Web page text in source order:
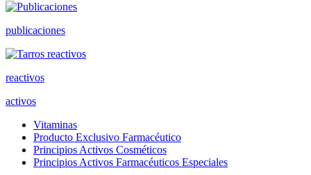
publicaciones
reactivos
activos
Vitaminas
Producto Exclusivo Farmacéutico
Principios Activos Cosméticos
Principios Activos Farmacéuticos Especiales